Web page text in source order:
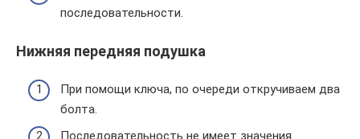
последовательности.
Нижняя передняя подушка
При помощи ключа, по очереди откручиваем два
болта.
Последовательность не имеет значения.